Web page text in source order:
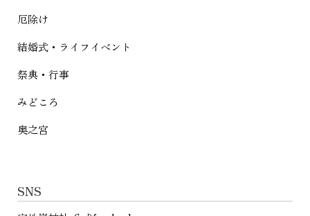
厄除け
結婚式・ライフイベント
祭典・行事
みどころ
奥之宮
SNS